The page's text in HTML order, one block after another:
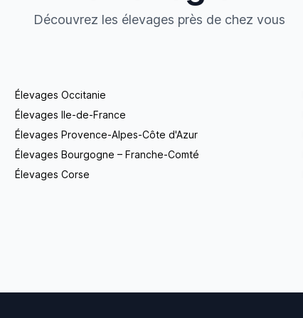
Découvrez les élevages près de chez vous
Élevages Occitanie
Élevages Ile-de-France
Élevages Provence-Alpes-Côte d'Azur
Élevages Bourgogne – Franche-Comté
Élevages Corse